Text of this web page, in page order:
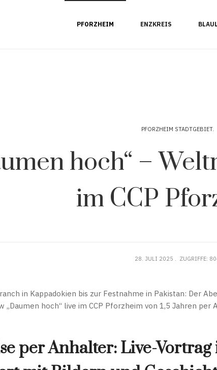
PFORZHEIM ENZKREIS
PFORZHEIM STADTGEBIET
hoch“ –
im CCP
28. JULI 2025 ZUGRIFFE:
in Kappadokien bis zur Festnahme in Pakistan: Der
„Daumen hoch“ live im CCP Pforzheim von 1,5 Jahren per
per Anhalter: Live-